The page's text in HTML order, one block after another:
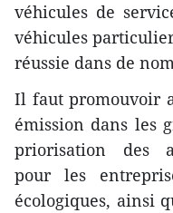
véhicules de
véhicules
réussie dans de
Il faut promouvoir
émission dans les
priorisation des
pour les
écologiques, ainsi